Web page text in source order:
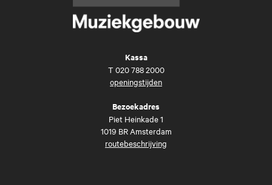
Kassa
T 020 788 2000
openingstijden
Bezoekadres
Piet Heinkade 1
1019 BR Amsterdam
routebeschrijving